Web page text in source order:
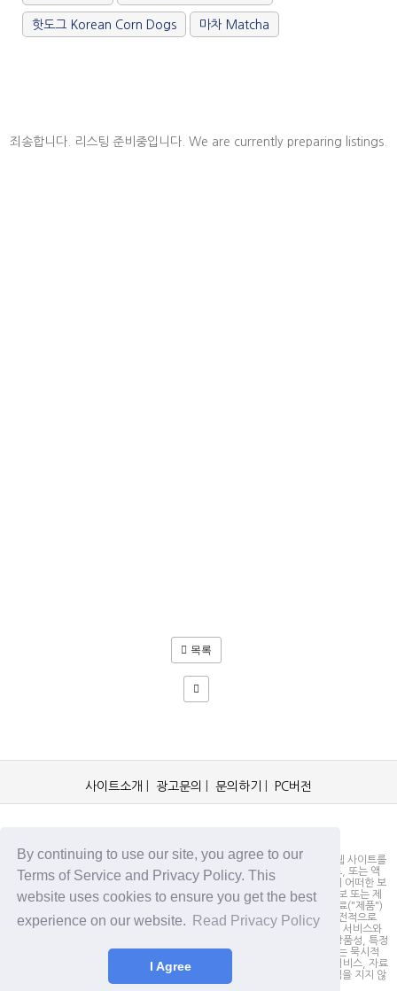
By continuing to use our site, you agree to our
Terms of Service and Privacy Policy. This
website uses cookies to ensure you get the best
experience on our website.
Read Privacy Policy
I Agree
핫도그 Korean Corn Dogs 마차 Matcha
죄송합니다. 리스팅 준비중입니다. We are currently preparing listings.
목록
사이트소개 광고문의 문의하기 PC버전
OCKorea365.com 오씨코리아365는 본 웹 사이트에 명시되어 있거나, 본 웹 사이트를
통해 배포되거나, 본 웹 사이트에 포함되어 있는 서비스로부터 링크, 다운로드, 또는 액
세스되는 정보, 내용 또는 광고(총칭하여 "자료")의 정확성이나 신뢰성에 대해 어떠한 보
증도 하지 않을 뿐만 아니라 서비스상의, 또는 서비스와 관련된 광고, 기타 정보 또는 제
안의 결과로서 디스플레이, 구매 또는 취득하게 되는 제품, 정보 또는 기타 자료("제품")
의 품질에 대해서도 보증을 하지 않습니다. 귀하는, 자료에 대한 신뢰 여부가 전적으로
본 웹사이트를 방문하신 귀하의 책임임을 인정합니다. OCKorea365.com은 서비스와
자료를 "있는 그대로" 제공하며, 서비스 또는 기타 자료 및 제품과 관련하여 상품성, 특정
목적에의 적합성에 대한 보증을 포함하되 이에 제한되지 않고 모든 명시적 또는 묵시적
인 보증을 명시적으로 부인합니다. 어떠한 경우에도 OCKorea365.com은 서비스, 자료
및 제품과 관련하여 직접, 간접, 부수적, 징벌적, 파생적인 손해에 대해서 책임을 지지 않